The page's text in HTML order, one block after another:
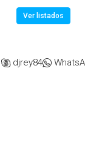
Ver listados
djrey84